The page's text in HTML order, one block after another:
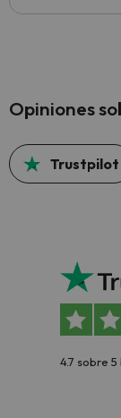
Opiniones
Trustpilot
4.7 sobre